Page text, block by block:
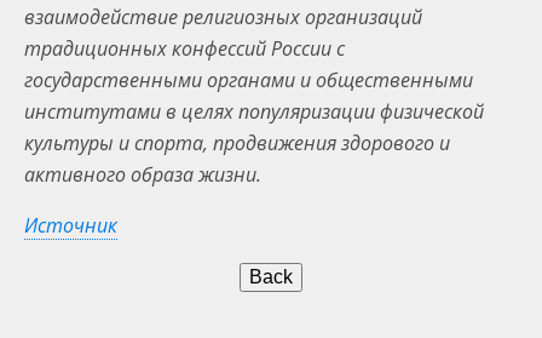
взаимодействие религиозных организаций
традиционных конфессий России с
государственными органами и общественными
институтами в целях популяризации физической
культуры и спорта, продвижения здорового и
активного образа жизни.
Источник